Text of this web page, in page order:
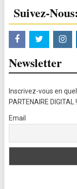
Suivez-Nous:
Newsletter
Inscrivez-vous en
PARTENAIRE DIGITAL !
Email